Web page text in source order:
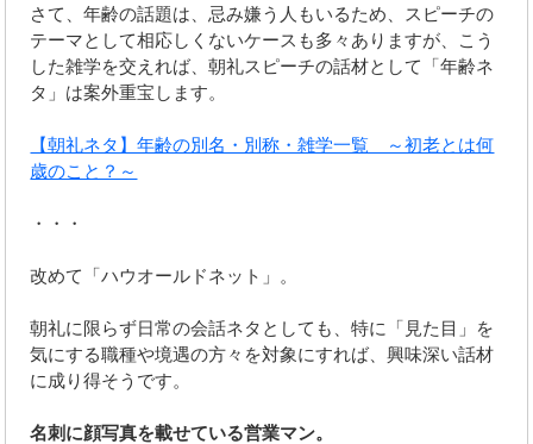
さて、年齢の話題は、忌み嫌う人もいるため、スピーチの
テーマとして相応しくないケースも多々ありますが、こう
した雑学を交えれば、朝礼スピーチの話材として「年齢ネ
タ」は案外重宝します。
【朝礼ネタ】年齢の別名・別称・雑学一覧 ～初老とは何
歳のこと？～
・・・
改めて「ハウオールドネット」。
朝礼に限らず日常の会話ネタとしても、特に「見た目」を
気にする職種や境遇の方々を対象にすれば、興味深い話材
に成り得そうです。
名刺に顔写真を載せている営業マン。